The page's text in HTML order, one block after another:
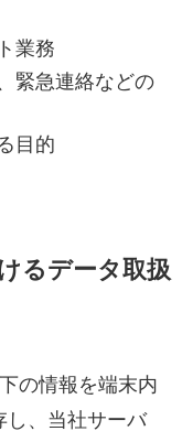
業務
緊急連絡などの
目的
るデータ取扱
の情報を端末内
し、当社サーバ